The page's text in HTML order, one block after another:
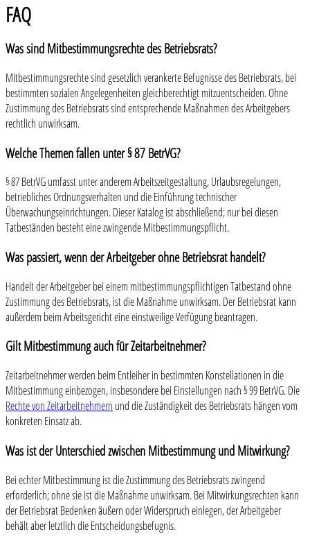
FAQ
Was sind Mitbestimmungsrechte des Betriebsrats?
Mitbestimmungsrechte sind gesetzlich verankerte Befugnisse des Betriebsrats, bei
bestimmten sozialen Angelegenheiten gleichberechtigt mitzuentscheiden. Ohne
Zustimmung des Betriebsrats sind entsprechende Maßnahmen des Arbeitgebers
rechtlich unwirksam.
Welche Themen fallen unter § 87 BetrVG?
§ 87 BetrVG umfasst unter anderem Arbeitszeitgestaltung, Urlaubsregelungen,
betriebliches Ordnungsverhalten und die Einführung technischer
Überwachungseinrichtungen. Dieser Katalog ist abschließend; nur bei diesen
Tatbeständen besteht eine zwingende Mitbestimmungspflicht.
Was passiert, wenn der Arbeitgeber ohne Betriebsrat handelt?
Handelt der Arbeitgeber bei einem mitbestimmungspflichtigen Tatbestand ohne
Zustimmung des Betriebsrats, ist die Maßnahme unwirksam. Der Betriebsrat kann
außerdem beim Arbeitsgericht eine einstweilige Verfügung beantragen.
Gilt Mitbestimmung auch für Zeitarbeitnehmer?
Zeitarbeitnehmer werden beim Entleiher in bestimmten Konstellationen in die
Mitbestimmung einbezogen, insbesondere bei Einstellungen nach § 99 BetrVG. Die
Rechte von Zeitarbeitnehmern und die Zuständigkeit des Betriebsrats hängen vom
konkreten Einsatz ab.
Was ist der Unterschied zwischen Mitbestimmung und Mitwirkung?
Bei echter Mitbestimmung ist die Zustimmung des Betriebsrats zwingend
erforderlich; ohne sie ist die Maßnahme unwirksam. Bei Mitwirkungsrechten kann
der Betriebsrat Bedenken äußern oder Widerspruch einlegen, der Arbeitgeber
behält aber letztlich die Entscheidungsbefugnis.